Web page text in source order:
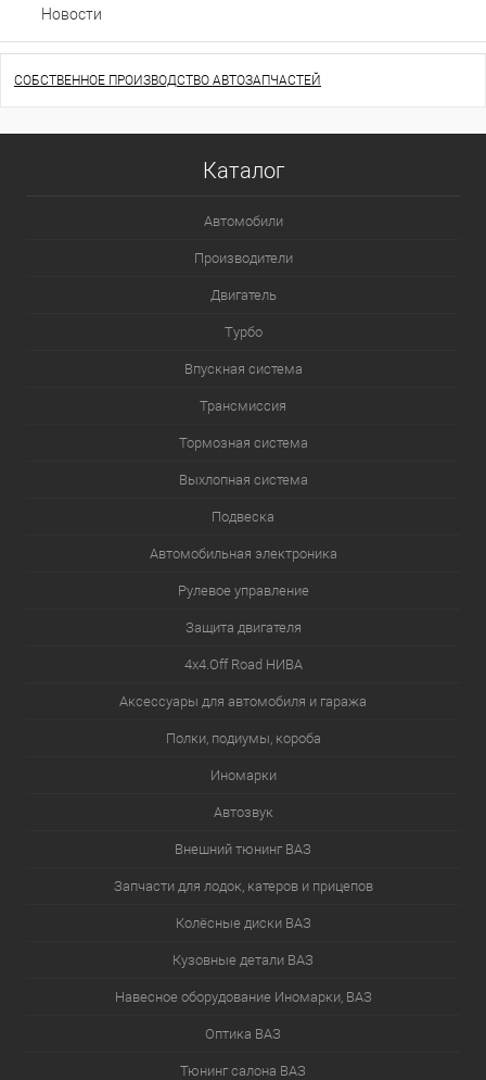
Новости
СОБСТВЕННОЕ ПРОИЗВОДСТВО АВТОЗАПЧАСТЕЙ
Каталог
Автомобили
Производители
Двигатель
Турбо
Впускная система
Трансмиссия
Тормозная система
Выхлопная система
Подвеска
Автомобильная электроника
Рулевое управление
Защита двигателя
4х4.Off Road НИВА
Аксессуары для автомобиля и гаража
Полки, подиумы, короба
Иномарки
Автозвук
Внешний тюнинг ВАЗ
Запчасти для лодок, катеров и прицепов
Колёсные диски ВАЗ
Кузовные детали ВАЗ
Навесное оборудование Иномарки, ВАЗ
Оптика ВАЗ
Тюнинг салона ВАЗ